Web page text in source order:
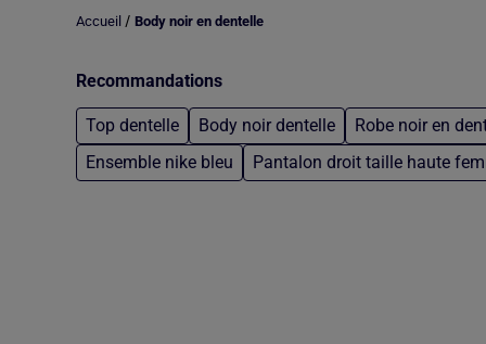
Accueil / Body noir en dentelle
Recommandations
Top dentelle Body noir dentelle Robe noir en
Ensemble nike bleu
Pantalon droit taille haute